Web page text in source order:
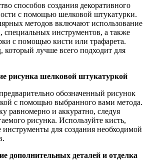
способов создания декоративного
с помощью шелковой штукатурки.
методов включают использование
инструментов, а также
с помощью кисти или трафарета.
который лучше всего подходит для
рисунка шелковой штукатуркой
обозначенный рисунок
с помощью выбранного вами метода.
равномерно и аккуратно, следуя
рисунка. Используйте кисть,
для создания необходимой
дополнительных деталей и отделка